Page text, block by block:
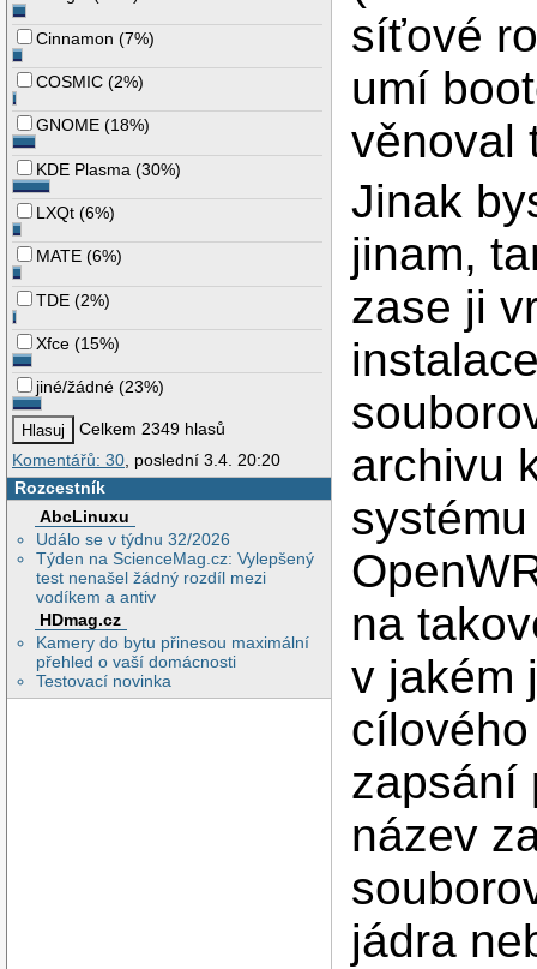
Cinnamon (7%)
COSMIC (2%)
GNOME (18%)
KDE Plasma (30%)
LXQt (6%)
MATE (6%)
TDE (2%)
Xfce (15%)
jiné/žádné (23%)
Celkem 2349 hlasů
Komentářů: 30 , poslední 3.4. 20:20
Rozcestník
AbcLinuxu
Událo se v týdnu 32/2026
Týden na ScienceMag.cz: Vylepšený
test nenašel žádný rozdíl mezi
vodíkem a antiv
HDmag.cz
Kamery do bytu přinesou maximální
přehled o vaší domácnosti
Testovací novinka
síťové
umí
věnoval
Jinak
jinam,
zase ji
archivu
na
v jakém
zapsání
název
jádra